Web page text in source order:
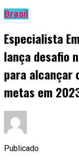
Brasil
Especialista
lança desafio
para alcançar
metas em
Publicado